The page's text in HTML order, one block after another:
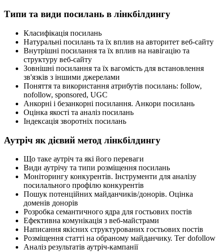
Типи та види посилань в лінкбілдингу
Класифікація посилань
Натуральні посилань та їх вплив на авторитет веб-сайту
Внутрішні посилання та їх вплив на навігацію та
структуру веб-сайту
Зовнішні посилання та їх вагомість для встановлення
зв'язків з іншими джерелами
Поняття та використання атрибутів посилань: follow,
nofollow, sponsored, UGC
Анкорні і безанкорні посилання. Анкори посилань
Оцінка якості та аналіз посилань
Індексація зворотніх посилань
Аутріч як дієвий метод лінкбілдингу
Що таке аутріч та які його переваги
Види аутрічу та типи розміщення посилань
Моніторингу конкурентів. Інструменти для аналізу
посилального профілю конкурентів
Пошук потенційних майданчиків/донорів. Оцінка
доменів донорів
Розробка семантичного ядра для гостьових постів
Ефективна комунікація з веб-майстрами
Написання якісних структурованих гостьових постів
Розміщення статті на обраному майданчику. Тег dofollow
Аналіз результатів аутріч-кампанії